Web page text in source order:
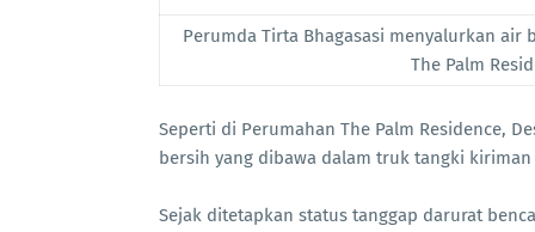
Perumda Tirta Bhagasasi menyalurkan
The Palm
Seperti di Perumahan The Palm Residence,
bersih yang dibawa dalam truk tangki kiriman
Sejak ditetapkan status tanggap darurat